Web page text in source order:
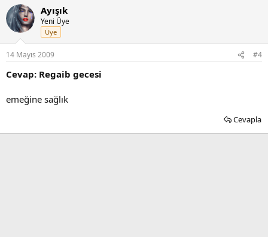
Ayışık
Yeni Üye
Üye
14 Mayıs 2009 #4
Cevap: Regaib gecesi
emeğine sağlık
Cevapla